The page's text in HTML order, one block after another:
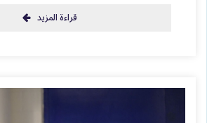
قراءة المزيد